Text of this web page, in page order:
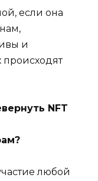
если она
и
происходят
NFT
любой